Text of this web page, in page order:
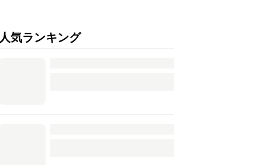
人気ランキング